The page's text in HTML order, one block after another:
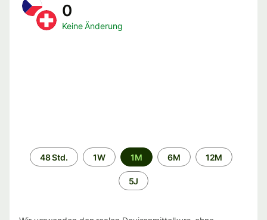
0
Keine Änderung
Zeitraum
48 Std. 1W 1M 6M 12M
5J